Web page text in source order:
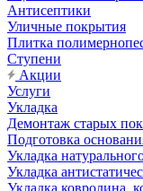
Антисептики
Уличные покрытия
Плитка
Ступени
Акции
Услуги
Укладка
Демонтаж старых
Подготовка
Укладка
Укладка
Укладка ковролина,